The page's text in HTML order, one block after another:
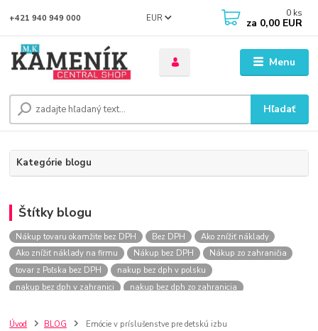
Menu
EUR
Hľadať
+421 940 949 000 0 ks
za 0,00 EUR
Kategórie blogu
Štítky blogu
Nákup tovaru okamžite bez DPH Bez DPH
Ako znížiť náklady
Ako znížiť náklady na firmu
Nákup bez DPH
Nákup zo zahraničia
tovar z Poľska bez DPH
nakup bez dph v polsku
nakup bez dph v zahranici
nakup bez dph zo zahranicia
szco nakup bez dph
Smart hodinky pre deti
Úvod BLOG Emócie v príslušenstve pre detskú izbu